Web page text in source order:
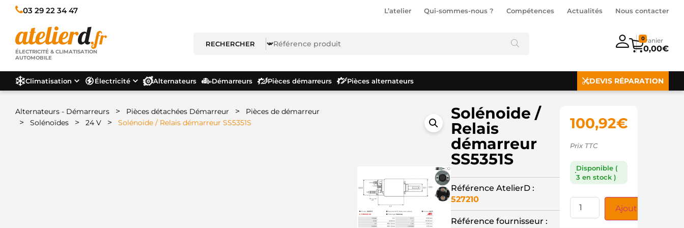
03 29 22 34 47 L’atelier Qui-sommes-nous ? Compétences Actualités Nous contacter
ÉLECTRICITÉ & CLIMATISATION
AUTOMOBILE
0,00€
0
Climatisation Électricité Alternateurs Démarreurs Pièces démarreurs Pièces alternateurs DEVIS RÉPARATION
Alternateurs - Démarreurs > Pièces détachées Démarreur > Pièces de démarreur
> Solénoïdes > 24 V > Solénoide / Relais démarreur SS5351S
Solénoide /
Relais
démarreur
SS5351S
Référence AtelierD :
527210
Référence fournisseur :
100,92€
Prix TTC
Disponible (
3 en stock )
Ajouter au